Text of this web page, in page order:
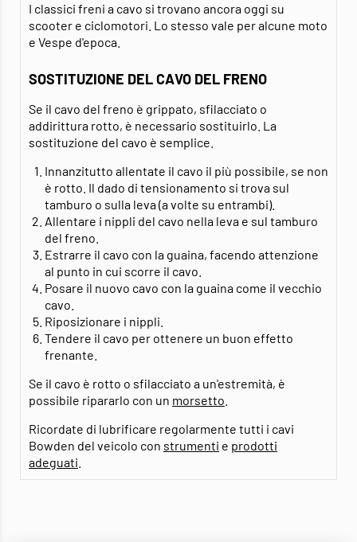
I classici freni a cavo si trovano ancora oggi su
scooter e ciclomotori. Lo stesso vale per alcune moto
e Vespe d'epoca.
SOSTITUZIONE DEL CAVO DEL FRENO
Se il cavo del freno è grippato, sfilacciato o
addirittura rotto, è necessario sostituirlo. La
sostituzione del cavo è semplice.
Innanzitutto allentate il cavo il più possibile, se non
è rotto. Il dado di tensionamento si trova sul
tamburo o sulla leva (a volte su entrambi).
Allentare i nippli del cavo nella leva e sul tamburo
del freno.
Estrarre il cavo con la guaina, facendo attenzione
al punto in cui scorre il cavo.
Posare il nuovo cavo con la guaina come il vecchio
cavo.
Riposizionare i nippli.
Tendere il cavo per ottenere un buon effetto
frenante.
Se il cavo è rotto o sfilacciato a un'estremità, è
possibile ripararlo con un morsetto
Ricordate di lubrificare regolarmente tutti i cavi
Bowden del veicolo con strumenti e prodotti
adeguati